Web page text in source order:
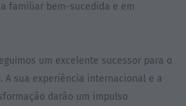
familiar bem-sucedida e em
um excelente sucessor para o
A sua experiência internacional e a
darão um impulso